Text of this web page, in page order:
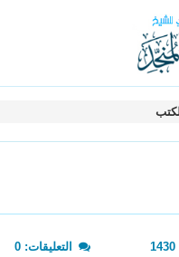
التعليقات: 0